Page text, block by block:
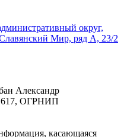
округ,
Мир, ряд А, 23/2
Александр
ОГРНИП
касающаяся